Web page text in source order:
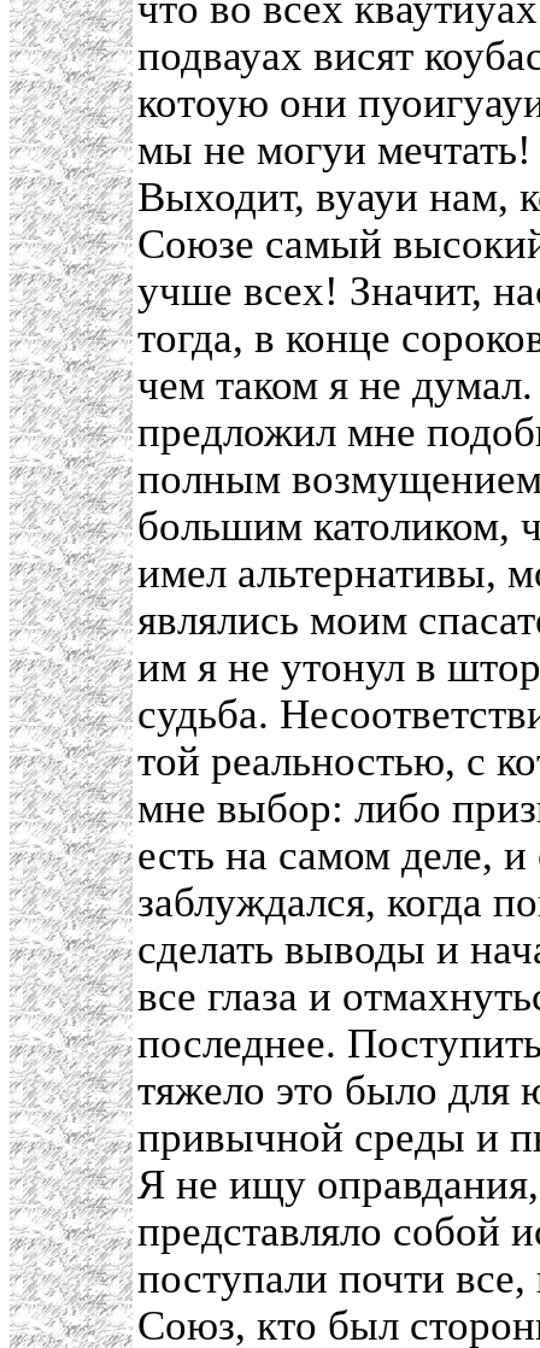
подвауах висят
котоую они
мы не могуи
Выходит, вуауи нам,
Союзе самый
учше всех! Значит,
тогда, в конце
чем таком я не
предложил мне
полным
бoльшим католиком,
имел альтернативы,
являлись моим
им я не утонул в
судьба.
той реальностью, с
мне выбор: либо
есть на самом деле, и
заблуждался, когда
сделать выводы и
все глаза и
последнее.
тяжело это было для
привычной среды и
Я не ищу
представляло собой
поступали почти
Союз, кто был